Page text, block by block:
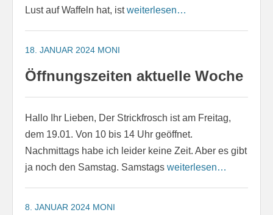
Lust auf Waffeln hat, istweiterlesen…
18. JANUAR 2024 MONI
Öffnungszeiten aktuelle Woche
Hallo Ihr Lieben, Der Strickfrosch ist am Freitag,
dem 19.01. Von 10 bis 14 Uhr geöffnet.
Nachmittags habe ich leider keine Zeit. Aber es gibt
ja noch den Samstag. Samstags weiterlesen…
8. JANUAR 2024 MONI